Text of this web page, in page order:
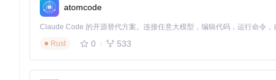
canary-qwen-2.5b
atomcode
Rust
0 533